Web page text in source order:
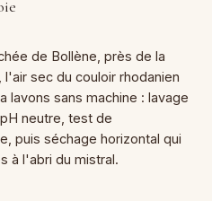
de Bollène, près de la
sec du couloir rhodanien
lavons sans machine : lavage
neutre, test de
puis séchage horizontal qui
à l'abri du mistral.